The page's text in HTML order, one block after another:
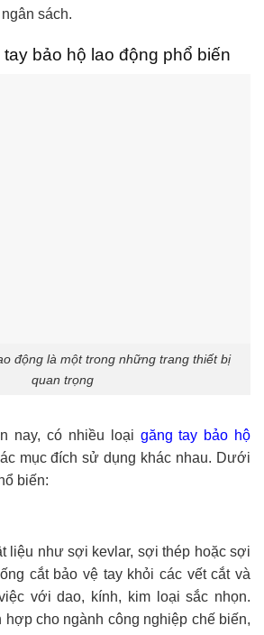
sách.
bảo hộ lao động phổ biến
động là một trong những trang thiết bị
quan trọng
nay, có nhiều loại găng tay bảo hộ
mục đích sử dụng khác nhau. Dưới
biến:
liệu như sợi kevlar, sợi thép hoặc sợi
cắt bảo vệ tay khỏi các vết cắt và
với dao, kính, kim loại sắc nhọn.
hợp cho ngành công nghiệp chế biến,